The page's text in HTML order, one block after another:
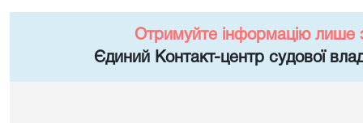
Отримуйте інформацію лише
Єдиний Контакт-центр судової